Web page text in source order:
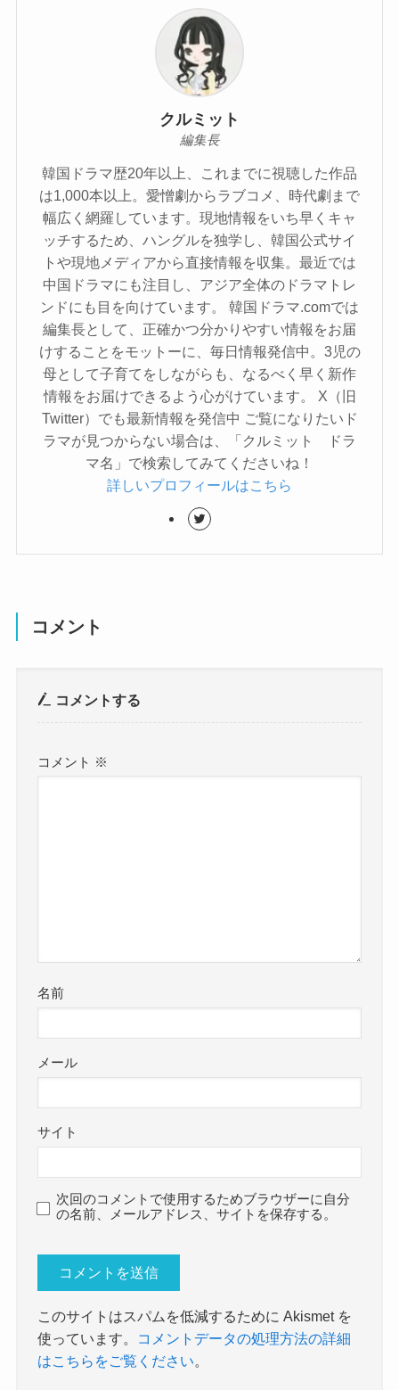
クルミット
編集長
韓国ドラマ歴20年以上、これまでに視聴した作品
は1,000本以上。愛憎劇からラブコメ、時代劇まで
幅広く網羅しています。現地情報をいち早くキャ
ッチするため、ハングルを独学し、韓国公式サイ
トや現地メディアから直接情報を収集。最近では
中国ドラマにも注目し、アジア全体のドラマトレ
ンドにも目を向けています。 韓国ドラマ.comでは
編集長として、正確かつ分かりやすい情報をお届
けすることをモットーに、毎日情報発信中。3児の
母として子育てをしながらも、なるべく早く新作
情報をお届けできるよう心がけています。 X（旧
Twitter）でも最新情報を発信中 ご覧になりたいド
ラマが見つからない場合は、「クルミット ドラ
マ名」で検索してみてくださいね！
詳しいプロフィールはこちら
コメント
コメントする
コメント ※
名前
メール
サイト
次回のコメントで使用するためブラウザーに自分
の名前、メールアドレス、サイトを保存する。
このサイトはスパムを低減するために Akismet を
使っています。
コメントデータの処理方法の詳細
はこちらをご覧ください。